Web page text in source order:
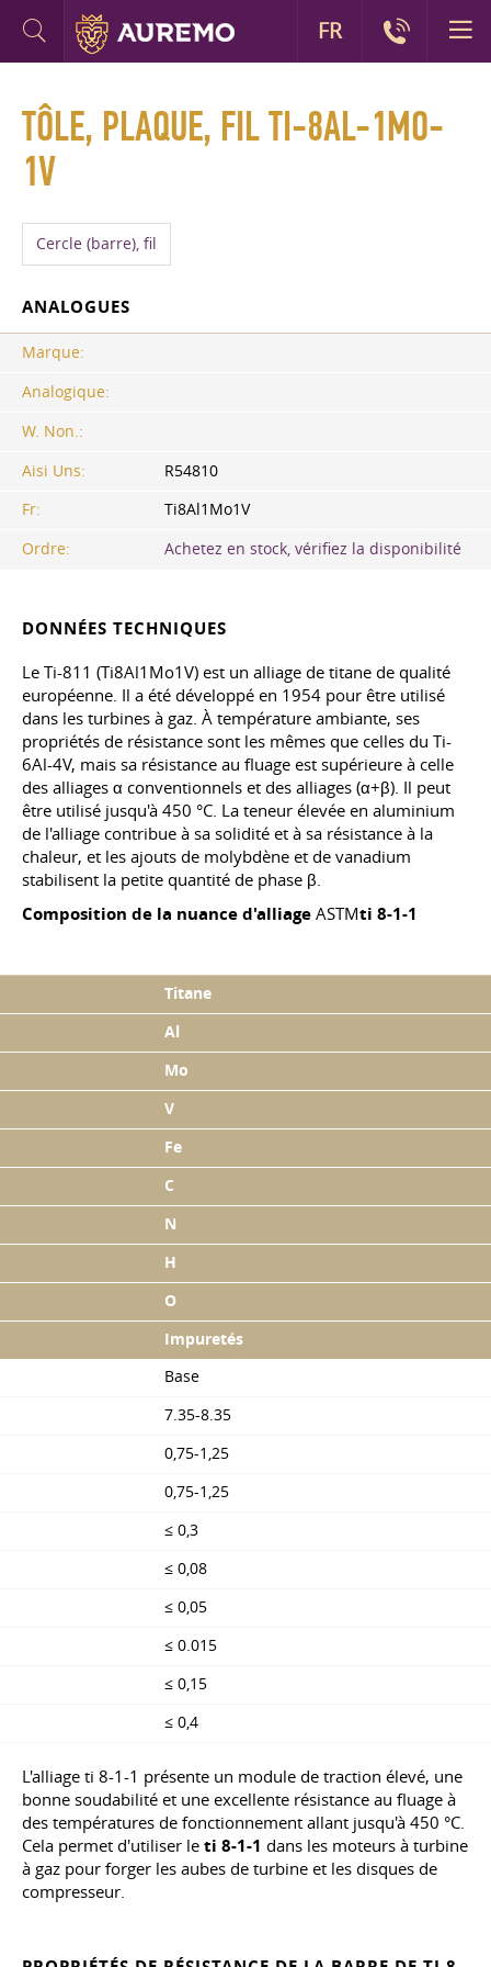
TÔLE, PLAQUE, FIL TI-8AL-1MO-
1V
Cercle (barre), fil
ANALOGUES
Marque:
Analogique:
W. Non.:
Aisi Uns:
R54810
Fr:
Ti8Al1Mo1V
Ordre:
Achetez en stock, vérifiez la disponibilité
DONNÉES TECHNIQUES
Le Ti-811 (Ti8Al1Mo1V) est un alliage de titane de qualité
européenne. Il a été développé en 1954 pour être utilisé
dans les turbines à gaz. À température ambiante, ses
propriétés de résistance sont les mêmes que celles du Ti-
6Al-4V, mais sa résistance au fluage est supérieure à celle
des alliages α conventionnels et des alliages (α+β). Il peut
être utilisé jusqu'à 450 °C. La teneur élevée en aluminium
de l'alliage contribue à sa solidité et à sa résistance à la
chaleur, et les ajouts de molybdène et de vanadium
stabilisent la petite quantité de phase β.
Composition de la nuance d'alliage ASTMti 8-1-1
Titane
Al
Mo
V
Fe
С
N
H
О
Impuretés
Base
7.35-8.35
0,75-1,25
0,75-1,25
≤ 0,3
≤ 0,08
≤ 0,05
≤ 0.015
≤ 0,15
≤ 0,4
L'alliage ti 8-1-1 présente un module de traction élevé, une
bonne soudabilité et une excellente résistance au fluage à
des températures de fonctionnement allant jusqu'à 450 °C.
Cela permet d'utiliser le ti 8-1-1 dans les moteurs à turbine
à gaz pour forger les aubes de turbine et les disques de
compresseur.
FR